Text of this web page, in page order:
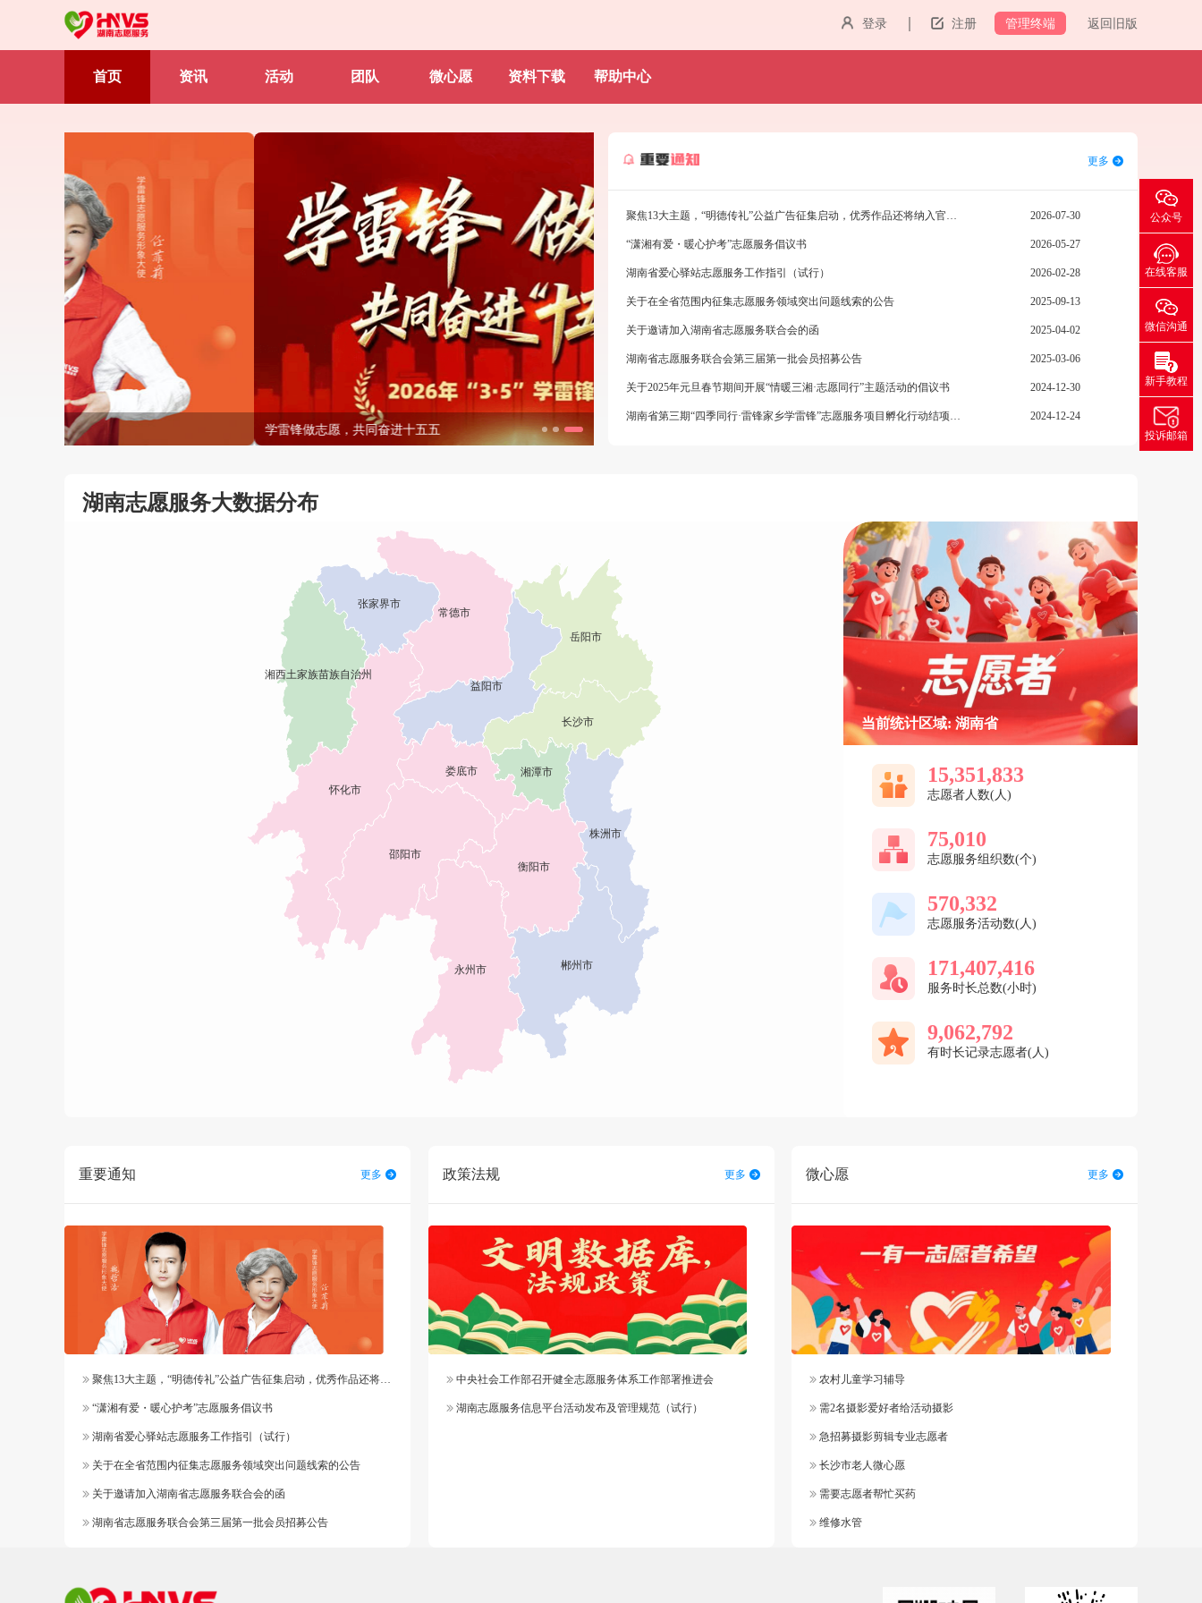
登录 注册 管理终端 返回旧版
首页 资讯 活动 团队 微心愿 资料下载 帮助中心
学雷锋做志愿，共同奋进十五五
更多
聚焦13大主题，“明德传礼”公益广告征集启动，优秀作品还将纳入官方作品库 2026-07-30
“潇湘有爱・暖心护考”志愿服务倡议书 2026-05-27
湖南省爱心驿站志愿服务工作指引（试行） 2026-02-28
关于在全省范围内征集志愿服务领域突出问题线索的公告 2025-09-13
关于邀请加入湖南省志愿服务联合会的函 2025-04-02
湖南省志愿服务联合会第三届第一批会员招募公告 2025-03-06
关于2025年元旦春节期间开展“情暖三湘·志愿同行”主题活动的倡议书 2024-12-30
湖南省第三期“四季同行·雷锋家乡学雷锋”志愿服务项目孵化行动结项评审结果公示 2024-12-24
湖南志愿服务大数据分布
当前统计区域: 湖南省
15,351,833
志愿者人数(人)
75,010
志愿服务组织数(个)
570,332
志愿服务活动数(人)
171,407,416
服务时长总数(小时)
9,062,792
有时长记录志愿者(人)
重要通知 更多
聚焦13大主题，“明德传礼”公益广告征集启动，优秀作品还将纳入官方作品库
“潇湘有爱・暖心护考”志愿服务倡议书
湖南省爱心驿站志愿服务工作指引（试行）
关于在全省范围内征集志愿服务领域突出问题线索的公告
关于邀请加入湖南省志愿服务联合会的函
湖南省志愿服务联合会第三届第一批会员招募公告
政策法规 更多
中央社会工作部召开健全志愿服务体系工作部署推进会
湖南志愿服务信息平台活动发布及管理规范（试行）
微心愿 更多
农村儿童学习辅导
需2名摄影爱好者给活动摄影
急招募摄影剪辑专业志愿者
长沙市老人微心愿
需要志愿者帮忙买药
维修水管
公众号
在线客服
微信沟通
新手教程
投诉邮箱